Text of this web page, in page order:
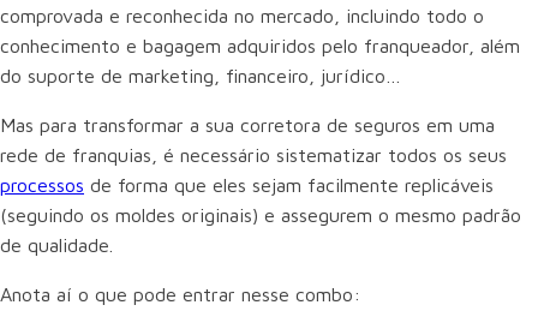
comprovada e reconhecida no mercado, incluindo todo o
conhecimento e bagagem adquiridos pelo franqueador, além
do suporte de marketing, financeiro, jurídico…
Mas para transformar a sua corretora de seguros em uma
rede de franquias, é necessário sistematizar todos os seus
processos de forma que eles sejam facilmente replicáveis
(seguindo os moldes originais) e assegurem o mesmo padrão
de qualidade.
Anota aí o que pode entrar nesse combo: